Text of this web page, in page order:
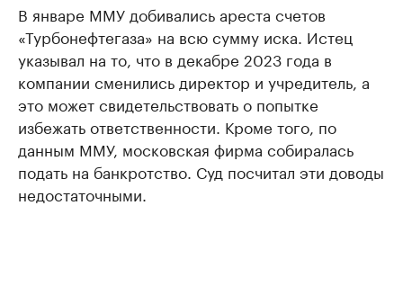
В январе ММУ добивались ареста счетов
«Турбонефтегаза» на всю сумму иска. Истец
указывал на то, что в декабре 2023 года в
компании сменились директор и учредитель, а
это может свидетельствовать о попытке
избежать ответственности. Кроме того, по
данным ММУ, московская фирма собиралась
подать на банкротство. Суд посчитал эти доводы
недостаточными.